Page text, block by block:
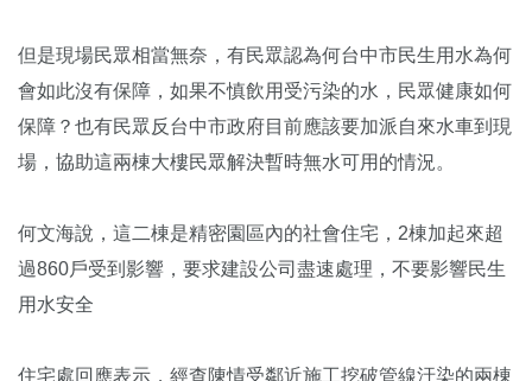
但是現場民眾相當無奈，有民眾認為何台中市民生用水為何
會如此沒有保障，如果不慎飲用受污染的水，民眾健康如何
保障？也有民眾反台中市政府目前應該要加派自來水車到現
場，協助這兩棟大樓民眾解決暫時無水可用的情況。
何文海說，這二棟是精密園區內的社會住宅，2棟加起來超
過860戶受到影響，要求建設公司盡速處理，不要影響民生
用水安全
住宅處回應表示，經查陳情受鄰近施工挖破管線汙染的兩棟